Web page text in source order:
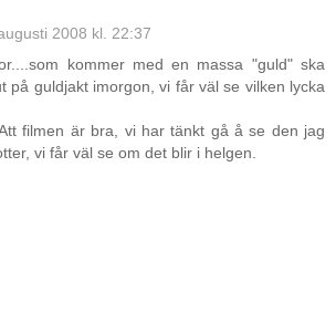
2008 kl. 22:37
kommer med en massa "guld" ska
på guldjakt imorgon, vi får väl se vilken lycka
filmen är bra, vi har tänkt gå å se den jag
vi får väl se om det blir i helgen.